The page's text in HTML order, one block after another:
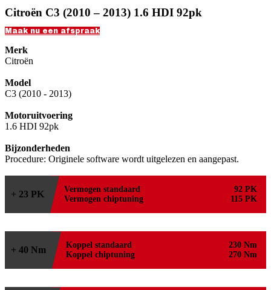
Citroën C3 (2010 – 2013) 1.6 HDI 92pk
Maak nu een afspraak
Merk
Citroën
Model
C3 (2010 - 2013)
Motoruitvoering
1.6 HDI 92pk
Bijzonderheden
Procedure: Originele software wordt uitgelezen en aangepast.
+ 23 PK Vermogen standaard
92 PK
Vermogen chiptuning
115 PK
+ 40 Nm Koppel standaard
230 Nm
Koppel chiptuning
270 Nm